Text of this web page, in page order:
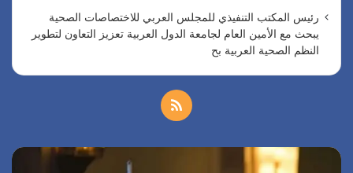
رئيس المكتب التنفيذي للمجلس العربي للاختصاصات الصحية
يبحث مع الأمين العام لجامعة الدول العربية تعزيز التعاون لتطوير
النظم الصحية العربية بح
س